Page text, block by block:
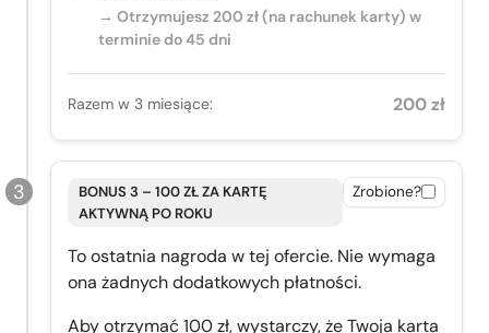
→ Otrzymujesz 200 zł (na rachunek karty) w
terminie do 45 dni
Razem w 3 miesiące: 200 zł
BONUS 3 – 100 ZŁ ZA KARTĘ
AKTYWNĄ PO ROKU
Zrobione?
To ostatnia nagroda w tej ofercie. Nie wymaga
ona żadnych dodatkowych płatności.
Aby otrzymać 100 zł, wystarczy, że Twoja karta